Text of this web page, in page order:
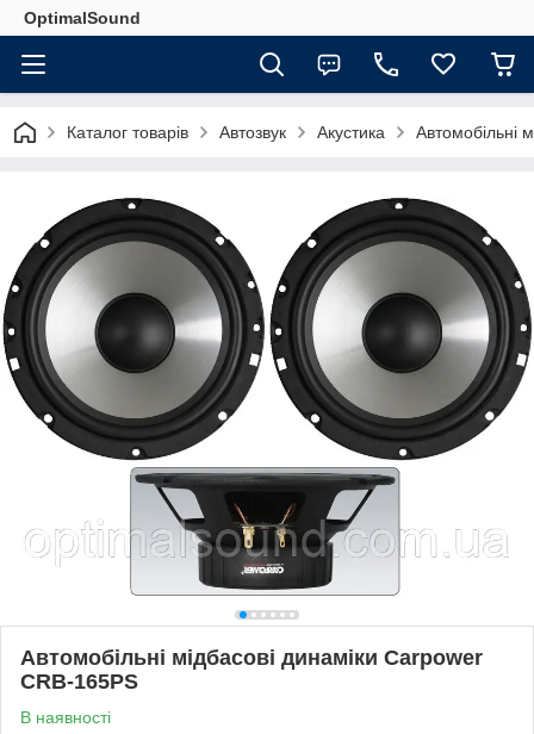
OptimalSound
Каталог товарів Автозвук Акустика Автомобільні
Автомобільні мідбасові динаміки Carpower
CRB-165PS
В наявності